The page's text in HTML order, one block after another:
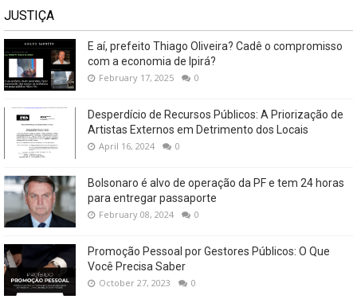
JUSTIÇA
E aí, prefeito Thiago Oliveira? Cadê o compromisso
com a economia de Ipirá?
February 17, 2025 0
Desperdício de Recursos Públicos: A Priorização de
Artistas Externos em Detrimento dos Locais
April 16, 2024 0
Bolsonaro é alvo de operação da PF e tem 24 horas
para entregar passaporte
February 08, 2024 0
Promoção Pessoal por Gestores Públicos: O Que
Você Precisa Saber
October 27, 2023 0